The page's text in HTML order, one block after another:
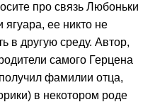
про связь Любоньки
ягуара, ее никто не
в другую среду. Автор,
самого Герцена
фамилии отца,
в некотором роде